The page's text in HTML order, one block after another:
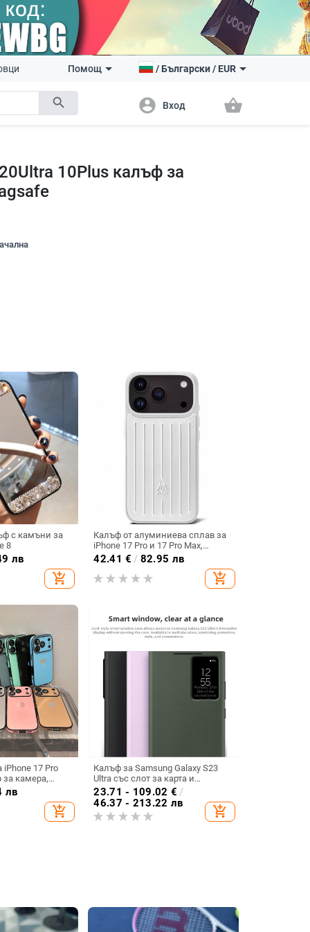
search
Помощ /Български/ EUR
account_circle Вход shopping_basket
10Plus калъф за
с камъни за
8
лв
add_shopping_cart
Калъф от алуминиева сплав за
iPhone 17 Pro и 17 Pro Max,
удароустойчив, магнитно
заключване, инжекционно
формован дизайн, възможност
42.41 € / 82.95 лв
add_shopping_cart
17 Pro
за камера,
лв
add_shopping_cart
Калъф за Samsung Galaxy S23
Ultra със слот за карта и
интелигентно прозорче, пълен
обхват, Sleep Chip 23
23.71 - 109.02 € /
46.37 - 213.22 лв
add_shopping_cart